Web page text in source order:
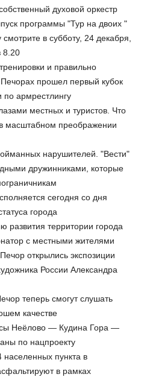
духовой оркестр
программы "Тур на двоих "
в субботу, 24 декабря,
8.20
и правильно
прошел первый кубок
по армрестлингу
местных и туристов. Что
масштабном преображении
нарушителей. "Вести"
дружинниками, которые
сегодня со дня
города
развития территории города
с местными жителями
открылись экспозиции
России Александра
теперь смогут слушать
качестве
Неёлово — Кудина Гора —
по нацпроекту
пункта в
в рамках